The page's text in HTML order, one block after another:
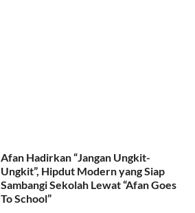
Afan Hadirkan “Jangan Ungkit-
Ungkit”, Hipdut Modern yang Siap
Sambangi Sekolah Lewat “Afan Goes
To School”